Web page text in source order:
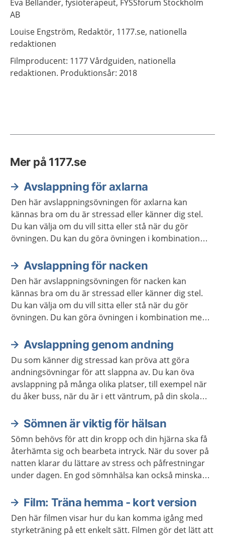
Eva Bellander, fysioterapeut, FYSSforum Stockholm
AB
Louise Engström, Redaktör, 1177.se, nationella
redaktionen
Filmproducent: 1177 Vårdguiden, nationella
redaktionen. Produktionsår: 2018
Mer på 1177.se
Avslappning för axlarna
Den här avslappningsövningen för axlarna kan
kännas bra om du är stressad eller känner dig stel.
Du kan välja om du vill sitta eller stå när du gör
övningen. Du kan du göra övningen i kombination
Avslappning för nacken
Den här avslappningsövningen för nacken kan
kännas bra om du är stressad eller känner dig stel.
Du kan välja om du vill sitta eller stå när du gör
övningen. Du kan göra övningen i kombination med
Avslappning genom andning
Du som känner dig stressad kan pröva att göra
andningsövningar för att slappna av. Du kan öva
avslappning på många olika platser, till exempel när
du åker buss, när du är i ett väntrum, på din skola
du ligger ner.
Sömnen är viktig för hälsan
Sömn behövs för att din kropp och din hjärna ska få
återhämta sig och bearbeta intryck. När du sover på
natten klarar du lättare av stress och påfrestningar
under dagen. En god sömnhälsa kan också minska
Film: Träna hemma - kort version
Den här filmen visar hur du kan komma igång med
styrketräning på ett enkelt sätt. Filmen gör det lätt att